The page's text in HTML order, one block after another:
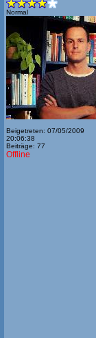
Normal
Beigetreten: 07/05/2009
20:06:38
Beiträge: 77
Offline